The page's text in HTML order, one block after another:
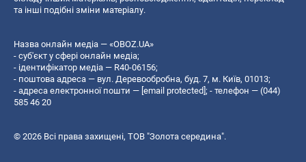
та інші подібні зміни матеріалу.
Назва онлайн медіа — «OBOZ.UA»
- суб'єкт у сфері онлайн медіа;
- ідентифікатор медіа — R40-06156;
- поштова адреса — вул. Деревообробна, буд. 7, м. Київ, 01013;
- адреса електронної пошти — [email protected]; - телефон — (044)
585 46 20
© 2026 Всі права захищені, ТОВ "Золота середина".